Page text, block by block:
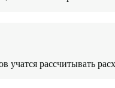
учатся рассчитывать